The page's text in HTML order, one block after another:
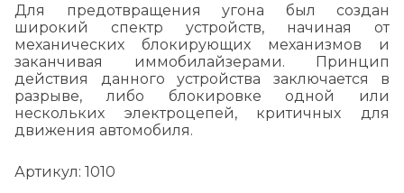
Для предотвращения угона был создан
широкий спектр устройств, начиная от
механических блокирующих механизмов и
заканчивая иммобилайзерами. Принцип
действия данного устройства заключается в
разрыве, либо блокировке одной или
нескольких электроцепей, критичных для
движения автомобиля.
Артикул: 1010